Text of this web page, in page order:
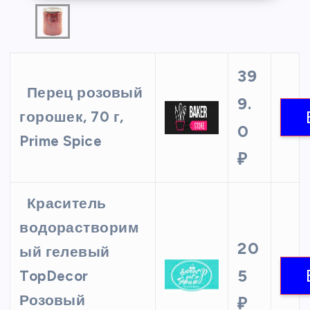
Перец розовый
горошек, 70 г,
Prime Spice
39
9.
0
₽
Краситель
водорастворим
ый гелевый
TopDecor
Розовый
20
5
₽